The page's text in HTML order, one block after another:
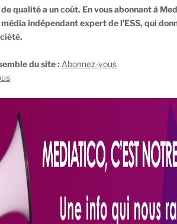
qualité a un coût. En vous abonnant à
indépendant expert de l'ESS, qui
du site : Abonnez-vous